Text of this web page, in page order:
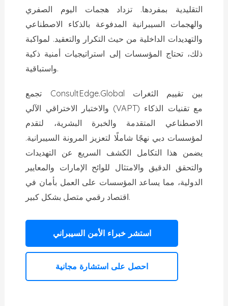
التقليدية بمفردها. تزداد هجمات اليوم الصفري
والهجمات السيبرانية المدفوعة بالذكاء الاصطناعي
والتهديدات الداخلية من حيث التكرار والتعقيد. لمواكبة
ذلك، تحتاج المؤسسات إلى استراتيجيات أمنية ذكية
واستباقية.
تجمع ConsultEdge.Global بين تقييم الثغرات
والاختبار الاختراقي الآلي (VAPT) مع تقنيات الذكاء
الاصطناعي المتقدمة والخبرة البشرية، لتقدم
لمؤسسات دبي نهجًا شاملًا لتعزيز المرونة السيبرانية.
يضمن هذا التكامل الكشف السريع عن التهديدات
والتحقق الدقيق والامتثال للوائح الإمارات والمعايير
الدولية، مما يساعد المؤسسات على العمل بأمان في
اقتصاد رقمي متصل بشكل كبير.
استشر خبراء الأمن السيبراني
احصل على استشارة مجانية